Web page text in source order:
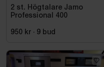
2 st. Högtalare Jamo
Professional 400
950 kr · 9 bud